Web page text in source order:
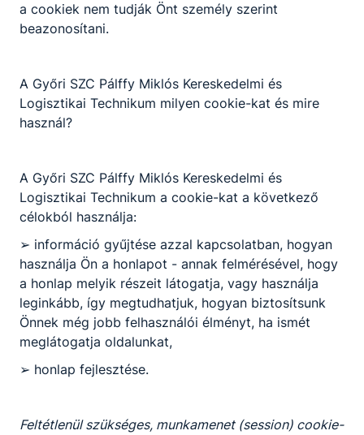
a cookiek nem tudják Önt személy szerint
beazonosítani.
A Győri SZC Pálffy Miklós Kereskedelmi és
Logisztikai Technikum milyen cookie-kat és mire
használ?
A Győri SZC Pálffy Miklós Kereskedelmi és
Logisztikai Technikum a cookie-kat a következő
célokból használja:
➢ információ gyűjtése azzal kapcsolatban, hogyan
használja Ön a honlapot - annak felmérésével, hogy
a honlap melyik részeit látogatja, vagy használja
leginkább, így megtudhatjuk, hogyan biztosítsunk
Önnek még jobb felhasználói élményt, ha ismét
meglátogatja oldalunkat,
➢ honlap fejlesztése.
Feltétlenül szükséges, munkamenet (session) cookie-